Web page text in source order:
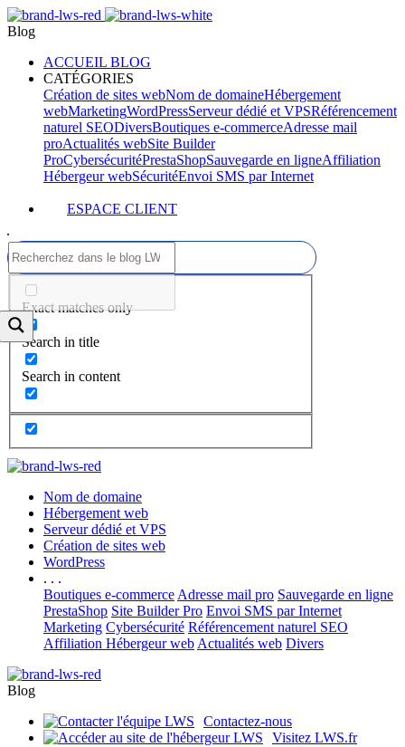
Blog
ACCUEIL BLOG
CATÉGORIES
Création de sites webNom de domaineHébergement
webMarketingWordPressServeur dédié et VPSRéférencement
naturel SEODiversBoutiques e-commerceAdresse mail
proActualités webSite Builder
ProCybersécuritéPrestaShopSauvegarde en ligneAffiliation
Hébergeur webSécuritéEnvoi SMS par Internet
ESPACE CLIENT
Exact matches only
Search in title
Search in content
Nom de domaine
Hébergement web
Serveur dédié et VPS
Création de sites web
WordPress
. . .
Boutiques e-commerce Adresse mail pro Sauvegarde en ligne
PrestaShop Site Builder Pro Envoi SMS par Internet
Marketing Cybersécurité Référencement naturel SEO
Affiliation Hébergeur web Actualités web Divers
Blog
Contactez-nous
Visitez LWS.fr